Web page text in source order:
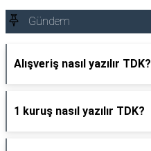
Gündem
Alışveriş nasıl yazılır TDK?
1 kuruş nasıl yazılır TDK?